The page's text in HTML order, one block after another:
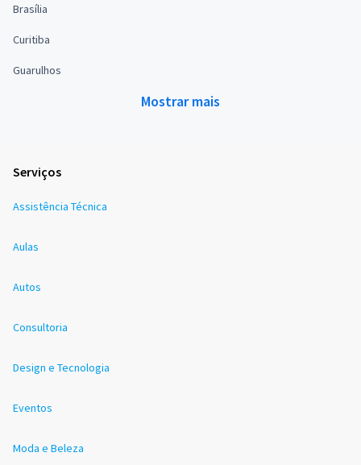
Brasília
Curitiba
Guarulhos
Mostrar mais
Serviços
Assistência Técnica
Aulas
Autos
Consultoria
Design e Tecnologia
Eventos
Moda e Beleza